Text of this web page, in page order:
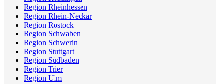
Region Rheinhessen
Region Rhein-Neckar
Region Rostock
Region Schwaben
Region Schwerin
Region Stuttgart
Region Südbaden
Region Trier
Region Ulm